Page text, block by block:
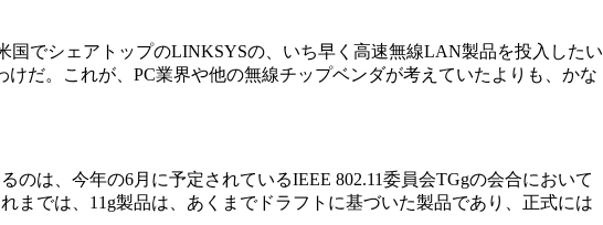
でシェアトップのLINKSYSの、いち早く高速無線LAN製品を投入したい
だ。これが、PC業界や他の無線チップベンダが考えていたよりも、かな
は、今年の6月に予定されているIEEE 802.11委員会TGgの会合において
までは、11g製品は、あくまでドラフトに基づいた製品であり、正式には